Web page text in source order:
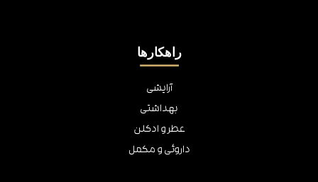
راهکارها
آرایشی
بهداشتی
عطر و ادکلن
داروئی و مکمل